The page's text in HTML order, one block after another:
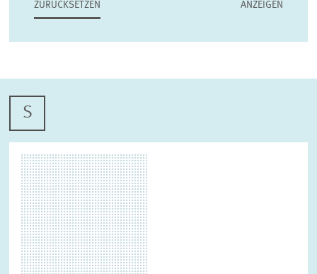
UNTERNEHMENSBESTEUERUNG UND ÖFFENTLICHE
FINANZWIRTSCHAFT
STABSSTELLE GESCHÄFTSFÜHRUNG
KOMMUNIKATION PRESSE UND REDAKTION
DESIGN
INTERNATIONALES UND ÖFFENTLICHKEITSARBEIT
ZENTRALE DIENSTLEISTUNGEN
ZURÜCKSETZEN
S